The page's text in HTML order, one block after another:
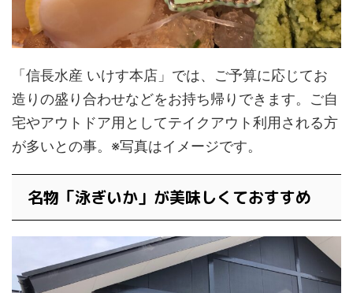
「信長水産 いけす本店」では、ご予算に応じてお
造りの盛り合わせなどをお持ち帰りできます。ご自
宅やアウトドア用としてテイクアウト利用される方
が多いとの事。※写真はイメージです。
名物「泳ぎいか」が美味しくておすすめ